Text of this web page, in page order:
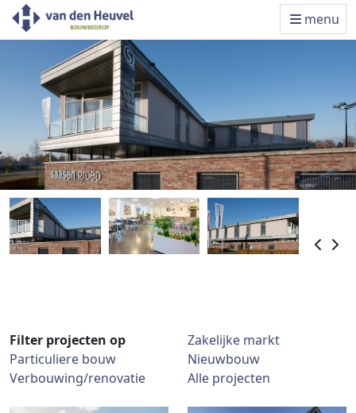
menu
Filter projecten op
Zakelijke markt
Particuliere bouw
Nieuwbouw
Verbouwing/renovatie
Alle projecten